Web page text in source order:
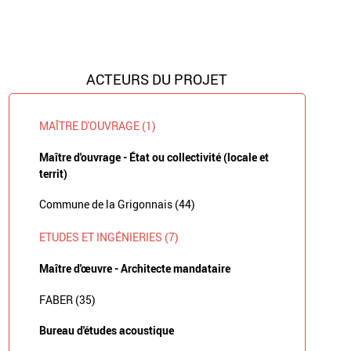
ACTEURS DU PROJET
MAÎTRE D'OUVRAGE (1)
Maître d'ouvrage - État ou collectivité (locale et
territ)
Commune de la Grigonnais (44)
ETUDES ET INGÉNIERIES (7)
Maître d'œuvre - Architecte mandataire
FABER (35)
Bureau d'études acoustique